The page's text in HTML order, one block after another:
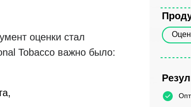
оценки стал
Tobacco важно было: